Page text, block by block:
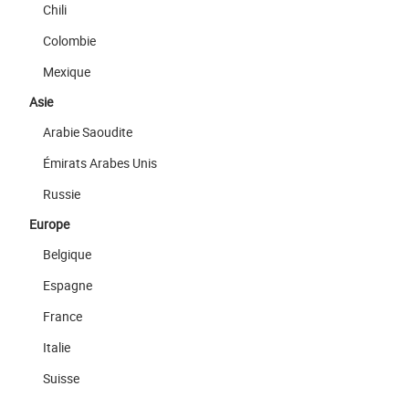
Chili
Colombie
Mexique
Asie
Arabie Saoudite
Émirats Arabes Unis
Russie
Europe
Belgique
Espagne
France
Italie
Suisse